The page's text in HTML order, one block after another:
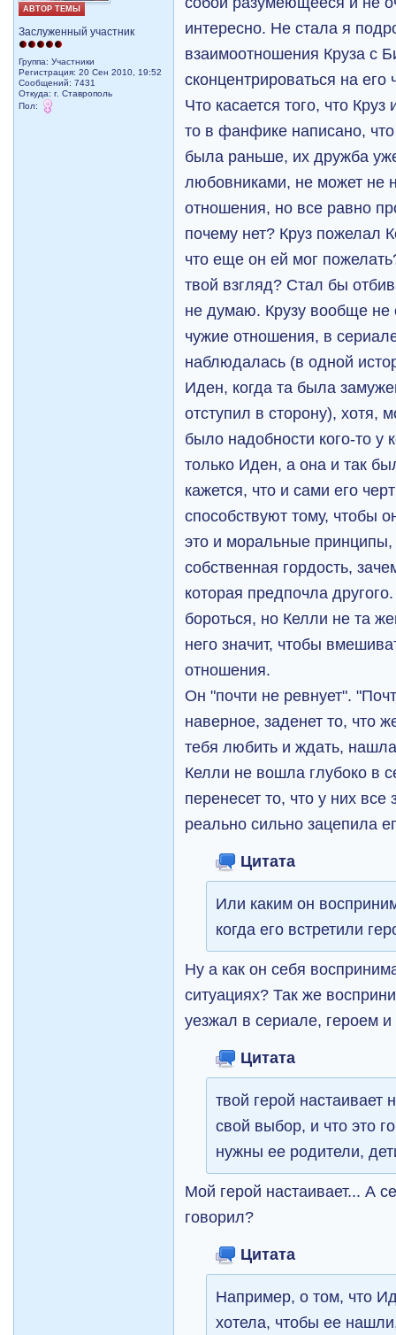
АВТОР ТЕМЫ
Заслуженный участник
Группа: Участники
Регистрация: 20 Сен 2010, 19:52
Сообщений: 7431
Откуда: г. Ставрополь
Пол:
интересно. Не стала я
взаимоотношения Круза с
сконцентрироваться на его
Что касается того, что
то в фанфике написано,
была раньше, их дружба
любовниками, не может не
отношения, но все равно
почему нет? Круз пожелал
что еще он ей мог
твой взгляд? Стал бы
не думаю. Крузу вообще не
чужие отношения, в
наблюдалась (в одной
Иден, когда та была
отступил в сторону), хотя,
было надобности кого-то у
только Иден, а она и так
кажется, что и сами его
способствуют тому, чтобы
это и моральные принципы,
собственная гордость,
которая предпочла
бороться, но Келли не та
него значит, чтобы
отношения.
Он "почти не ревнует".
наверное, заденет то, что
тебя любить и ждать,
Келли не вошла глубоко в
перенесет то, что у них
реально сильно зацепила
Цитата
Или каким он
когда его встретили
Ну а как он себя
ситуациях? Так же
уезжал в сериале, героем
Цитата
твой герой настаивает
свой выбор, и что это
нужны ее родители,
Мой герой настаивает... А
говорил?
Цитата
Например, о том, что
хотела, чтобы ее